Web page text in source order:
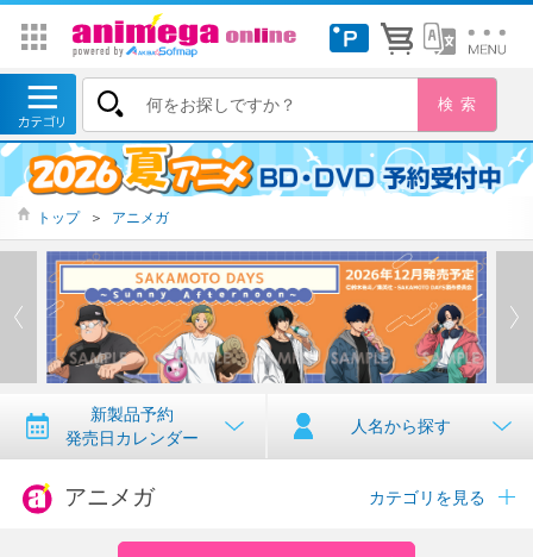
トップ ＞ アニメガ
新製品予約
発売日カレンダー
人名から探す
アニメガ カテゴリを見る